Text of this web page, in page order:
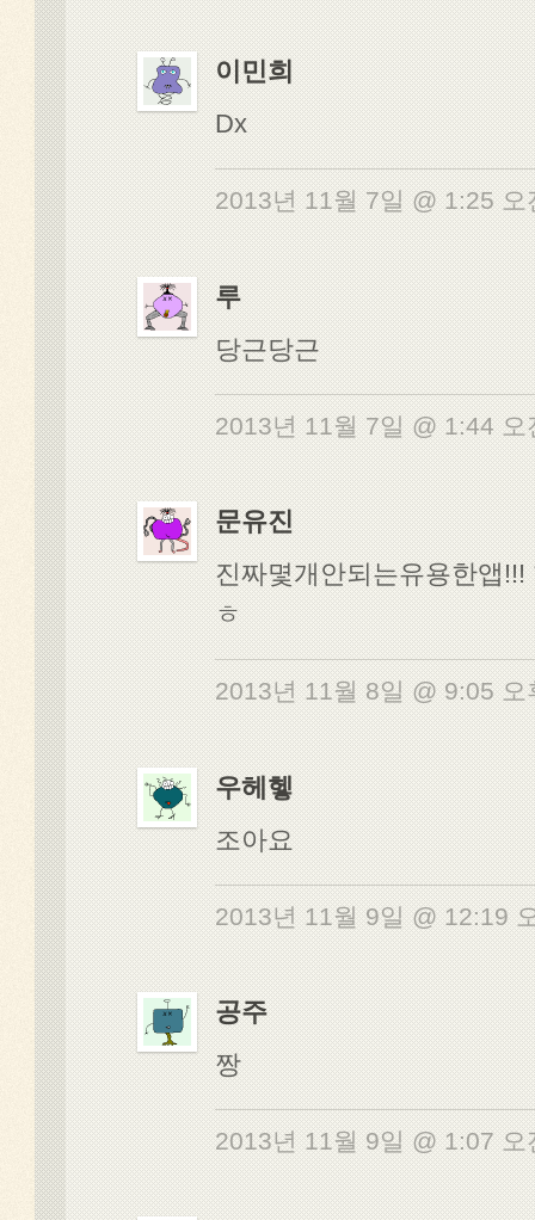
이민희
Dx
2013년 11월 7일 @ 1:25
루
당근당근
2013년 11월 7일 @ 1:44
문유진
진짜몇개안되는유용한앱
ㅎ
2013년 11월 8일 @ 9:05
우헤헿
조아요
2013년 11월 9일 @ 12:19
공주
짱
2013년 11월 9일 @ 1:07